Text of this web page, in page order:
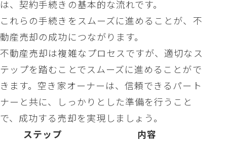
は、契約手続きの基本的な流れです。
これらの手続きをスムーズに進めることが、不
動産売却の成功につながります。
不動産売却は複雑なプロセスですが、適切なス
テップを踏むことでスムーズに進めることがで
きます。空き家オーナーは、信頼できるパート
ナーと共に、しっかりとした準備を行うこと
で、成功する売却を実現しましょう。
ステップ
内容